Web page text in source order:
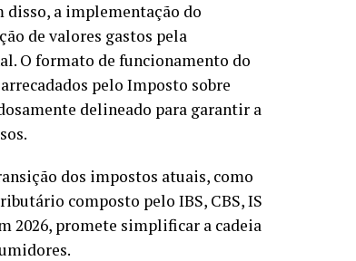
a implementação do
de valores gastos pela
O formato de funcionamento do
pelo Imposto sobre
delineado para garantir a
dos impostos atuais, como
composto pelo IBS, CBS, IS
2026, promete simplificar a cadeia